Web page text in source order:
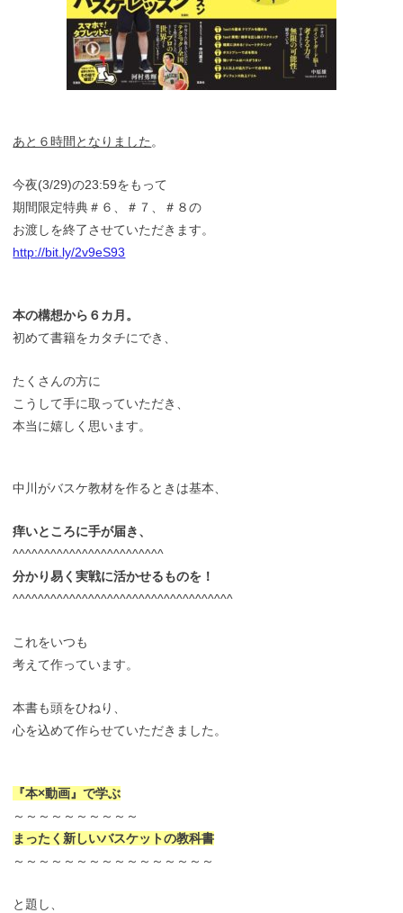
あと６時間となりました 。
今夜(3/29)の23:59をもって
期間限定特典＃６、＃７、＃８の
お渡しを終了させていただきます。
http://bit.ly/2v9eS93
本の構想から６カ月。
初めて書籍をカタチにでき、
たくさんの方に
こうして手に取っていただき、
本当に嬉しく思います。
中川がバスケ教材を作るときは基本、
痒いところに手が届き、
^^^^^^^^^^^^^^^^^^^^^^^^
分かり易く実戦に活かせるものを！
^^^^^^^^^^^^^^^^^^^^^^^^^^^^^^^^^^^
これをいつも
考えて作っています。
本書も頭をひねり、
心を込めて作らせていただきました。
『本×動画』で学ぶ
～～～～～～～～～～
まったく新しいバスケットの教科書
～～～～～～～～～～～～～～～～
と題し、